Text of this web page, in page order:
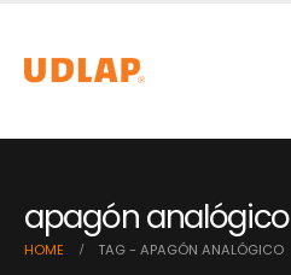
apagón analógico
HOME TAG - APAGÓN ANALÓGICO